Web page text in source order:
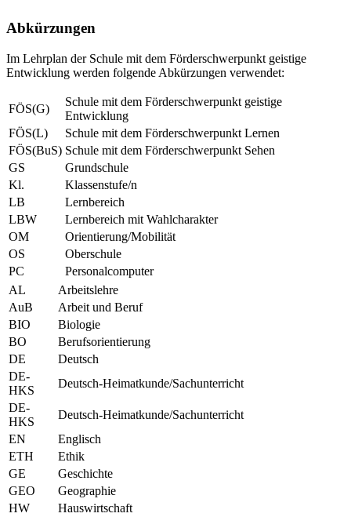
Abkürzungen
Im Lehrplan der Schule mit dem Förderschwerpunkt geistige
Entwicklung werden folgende Abkürzungen verwendet:
FÖS(G)
Schule mit dem Förderschwerpunkt geistige
Entwicklung
FÖS(L)
Schule mit dem Förderschwerpunkt Lernen
FÖS(BuS) Schule mit dem Förderschwerpunkt Sehen
GS
Grundschule
Kl.
Klassenstufe/n
LB
Lernbereich
LBW
Lernbereich mit Wahlcharakter
OM
Orientierung/Mobilität
OS
Oberschule
PC
Personalcomputer
AL
Arbeitslehre
AuB
Arbeit und Beruf
BIO
Biologie
BO
Berufsorientierung
DE
Deutsch
DE-
HKS
Deutsch-Heimatkunde/Sachunterricht
DE-
HKS
Deutsch-Heimatkunde/Sachunterricht
EN
Englisch
ETH
Ethik
GE
Geschichte
GEO
Geographie
HW
Hauswirtschaft